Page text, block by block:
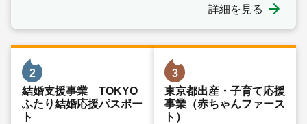
に東京ポイントをお届けする事業です。詳細を見る
2
結婚支援事業 TOKYO
ふたり結婚応援パスポー
ト
3
東京都出産・子育て応援
事業（赤ちゃんファース
ト）